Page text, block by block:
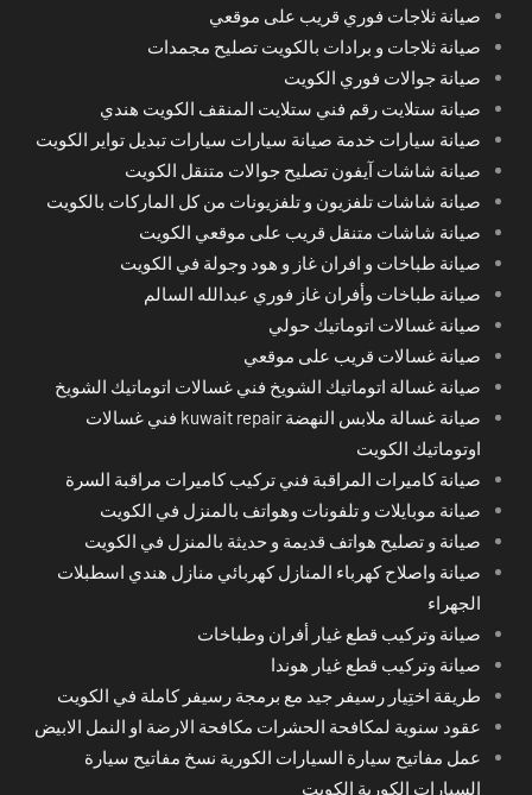
صيانة ثلاجات فوري قريب على موقعي
صيانة ثلاجات و برادات بالكويت تصليح مجمدات
صيانة جوالات فوري الكويت
صيانة ستلايت رقم فني ستلايت المنقف الكويت هندي
صيانة سيارات خدمة صيانة سيارات سيارات تبديل تواير الكويت
صيانة شاشات آيفون تصليح جوالات متنقل الكويت
صيانة شاشات تلفزيون و تلفزيونات من كل الماركات بالكويت
صيانة شاشات متنقل قريب على موقعي الكويت
صيانة طباخات و افران غاز و هود وجولة في الكويت
صيانة طباخات وأفران غاز فوري عبدالله السالم
صيانة غسالات اتوماتيك حولي
صيانة غسالات قريب على موقعي
صيانة غسالة اتوماتيك الشويخ فني غسالات اتوماتيك الشويخ
صيانة غسالة ملابس النهضة kuwait repair فني غسالات
اوتوماتيك الكويت
صيانة كاميرات المراقبة فني تركيب كاميرات مراقبة السرة
صيانة موبايلات و تلفونات وهواتف بالمنزل في الكويت
صيانة و تصليح هواتف قديمة و حديثة بالمنزل في الكويت
صيانة واصلاح كهرباء المنازل كهربائي منازل هندي اسطبلات
الجهراء
صيانة وتركيب قطع غيار أفران وطباخات
صيانة وتركيب قطع غيار هوندا
طريقة اختِيار رسيفر جيد مع برمجة رسيفر كاملة في الكويت
عقود سنوية لمكافحة الحشرات مكافحة الارضة او النمل الابيض
عمل مفاتيح سيارة السيارات الكورية نسخ مفاتيح سيارة
السيارات الكورية الكويت